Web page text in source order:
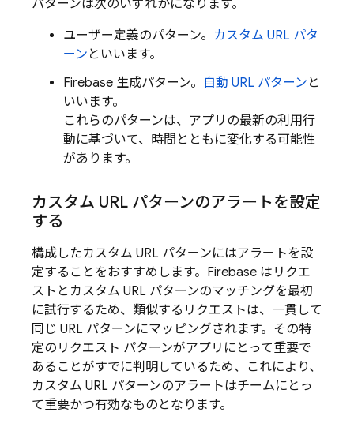
パターンは次のいずれかになります。
ユーザー定義のパターン。 カスタム URL パタ
ーン といいます。
Firebase 生成パターン。 自動 URL パターン と
いいます。
これらのパターンは、アプリの最新の利用行
動に基づいて、時間とともに変化する可能性
があります。
カスタム URL パターンのアラートを設定
する
構成したカスタム URL パターンにはアラートを設
定することをおすすめします。Firebase はリクエ
ストとカスタム URL パターンのマッチングを最初
に試行するため、類似するリクエストは、一貫して
同じ URL パターンにマッピングされます。その特
定のリクエスト パターンがアプリにとって重要で
あることがすでに判明しているため、これにより、
カスタム URL パターンのアラートはチームにとっ
て重要かつ有効なものとなります。